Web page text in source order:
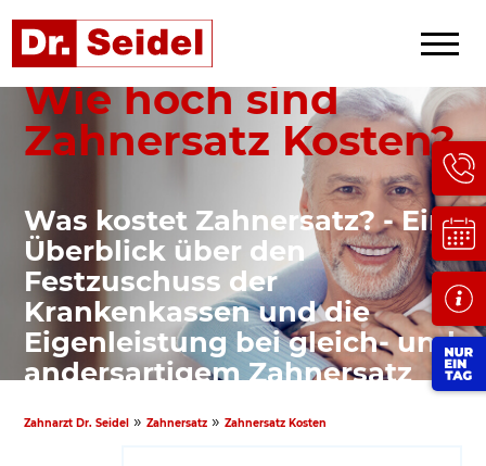
Zahnarzt Dr. Seidel »Zahnersatz »Zahnersatz Kosten
Wie hoch sind
Zahnersatz Kosten?
Was kostet Zahnersatz? - Ein
Überblick über den
Festzuschuss der
Krankenkassen und die
Eigenleistung bei gleich- und
andersartigem Zahnersatz